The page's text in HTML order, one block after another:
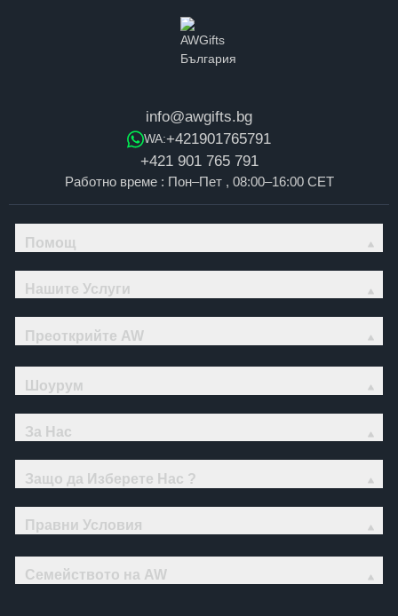
info@awgifts.bg
WA:+421901765791
+421 901 765 791
Работно време : Пон–Пет , 08:00–16:00 CET
Помощ
Нашите Услуги
Преоткрийте AW
Шоурум
За Нас
Защо да Изберете Нас ?
Правни Условия
Семейството на AW